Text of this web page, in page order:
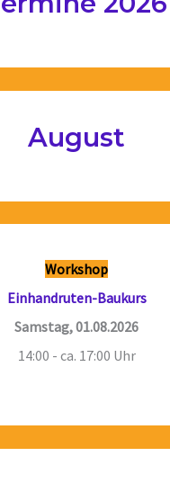
August
Workshop
Einhandruten-Baukurs
Samstag, 01.08.2026
14:00 - ca. 17:00 Uhr